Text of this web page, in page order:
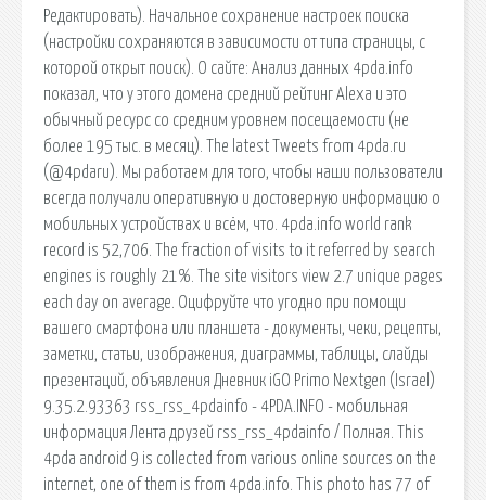
Редактировать). Начальное сохранение настроек поиска
(настройки сохраняются в зависимости от типа страницы, с
которой открыт поиск). О сайте: Анализ данных 4pda.info
показал, что у этого домена средний рейтинг Alexa и это
обычный ресурс со средним уровнем посещаемости (не
более 195 тыс. в месяц). The latest Tweets from 4pda.ru
(@4pdaru). Мы работаем для того, чтобы наши пользователи
всегда получали оперативную и достоверную информацию о
мобильных устройствах и всём, что. 4pda.info world rank
record is 52,706. The fraction of visits to it referred by search
engines is roughly 21%. The site visitors view 2.7 unique pages
each day on average. Оцифруйте что угодно при помощи
вашего смартфона или планшета - документы, чеки, рецепты,
заметки, статьи, изображения, диаграммы, таблицы, слайды
презентаций, объявления Дневник iGO Primo Nextgen (Israel)
9.35.2.93363 rss_rss_4pdainfo - 4PDA.INFO - мобильная
информация Лента друзей rss_rss_4pdainfo / Полная. This
4pda android 9 is collected from various online sources on the
internet, one of them is from 4pda.info. This photo has 77 of